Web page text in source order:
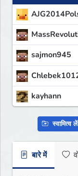
sajmon945
kayhann
स्वामित्व
बारे में